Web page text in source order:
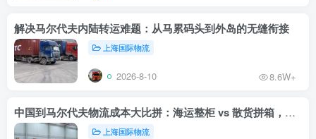
解决马尔代夫内陆转运难题：从马累码头到外岛的无缝衔接
上海国际物流
2026-8-10 8.6W+
中国到马尔代夫物流成本大比拼：海运整柜 vs 散货拼箱，哪个更划算？
上海国际物流